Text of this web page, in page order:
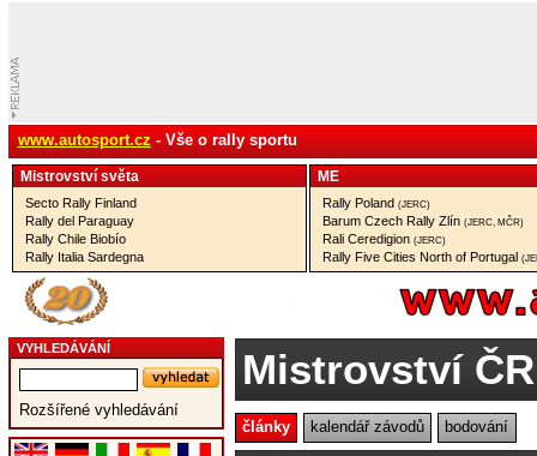
www.autosport.cz - Vše o rally sportu
Mistrovství­ světa
Secto Rally Finland
Rally del Paraguay
Rally Chile Biobío
Rally Italia Sardegna
ME
Rally Poland (JERC)
Barum Czech Rally Zlín (JERC, MČR)
Rali Ceredigion (JERC)
Rally Five Cities North of Portugal
VYHLEDÁVÁNÍ
Rozšířené vyhledávání
Mistrovství
články kalendář závodů bodování